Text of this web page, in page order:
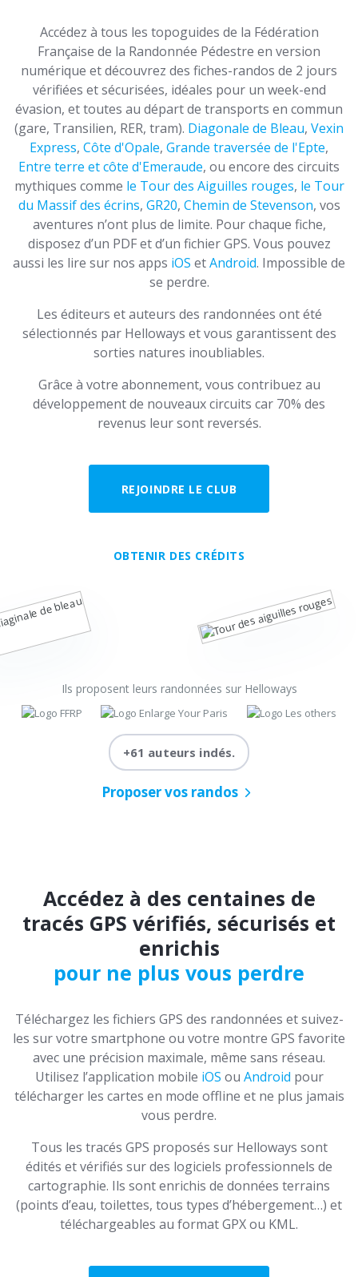
Accédez à tous les topoguides de la Fédération
Française de la Randonnée Pédestre en version
numérique et découvrez des fiches-randos de 2 jours
vérifiées et sécurisées, idéales pour un week-end
évasion, et toutes au départ de transports en commun
(gare, Transilien, RER, tram). Diagonale de Bleau, Vexin
Express, Côte d'Opale, Grande traversée de l'Epte,
Entre terre et côte d'Emeraude, ou encore des circuits
mythiques comme le Tour des Aiguilles rouges, le Tour
du Massif des écrins, GR20, Chemin de Stevenson, vos
aventures n’ont plus de limite. Pour chaque fiche,
disposez d’un PDF et d’un fichier GPS. Vous pouvez
aussi les lire sur nos apps iOS etAndroid. Impossible de
se perdre.
Les éditeurs et auteurs des randonnées ont été
sélectionnés par Helloways et vous garantissent des
sorties natures inoubliables.
Grâce à votre abonnement, vous contribuez au
développement de nouveaux circuits car 70% des
revenus leur sont reversés.
REJOINDRE LE CLUB
OBTENIR DES CRÉDITS
Ils proposent leurs randonnées sur Helloways
+61 auteurs indés.
Proposer vos randos
Accédez à des centaines de
tracés GPS vérifiés, sécurisés et
enrichis
pour ne plus vous perdre
Téléchargez les fichiers GPS des randonnées et suivez-
les sur votre smartphone ou votre montre GPS favorite
avec une précision maximale, même sans réseau.
Utilisez l’application mobile iOS ou Android pour
télécharger les cartes en mode offline et ne plus jamais
vous perdre.
Tous les tracés GPS proposés sur Helloways sont
édités et vérifiés sur des logiciels professionnels de
cartographie. Ils sont enrichis de données terrains
(points d’eau, toilettes, tous types d’hébergement…) et
téléchargeables au format GPX ou KML.